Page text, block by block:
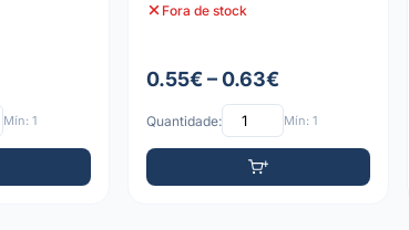
Mín: 1
Fora de stock
0.55€ – 0.63€
Quantidade: Mín: 1